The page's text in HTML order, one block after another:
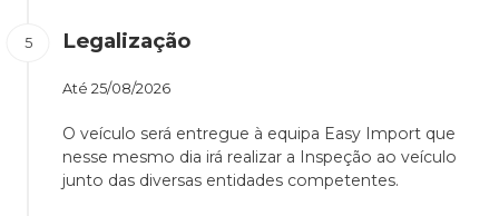
Legalização
Até 25/08/2026
O veículo será entregue à equipa Easy Import que
nesse mesmo dia irá realizar a Inspeção ao veículo
junto das diversas entidades competentes.